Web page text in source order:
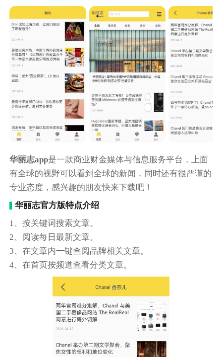
华丽志app是一款商业财金媒体与信息服务平台，上面
有全球的视野可以看到全球的新闻，同时还有很严谨的
专业态度，感兴趣的朋友快来下载吧！
华丽志官方版特点介绍
1、按关键词搜索文章。
2、阅读每日最新文章。
3、在文章内一键查阅品牌相关文章。
4、在首页按频道查看分类文章。